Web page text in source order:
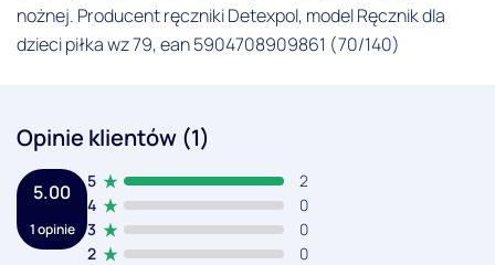
nożnej. Producent ręczniki Detexpol, model Ręcznik dla
dzieci piłka wz 79, ean 5904708909861 (70/140)
Opinie klientów (1)
5.00
1 opinie
2 0
3 0
4 0
5 2